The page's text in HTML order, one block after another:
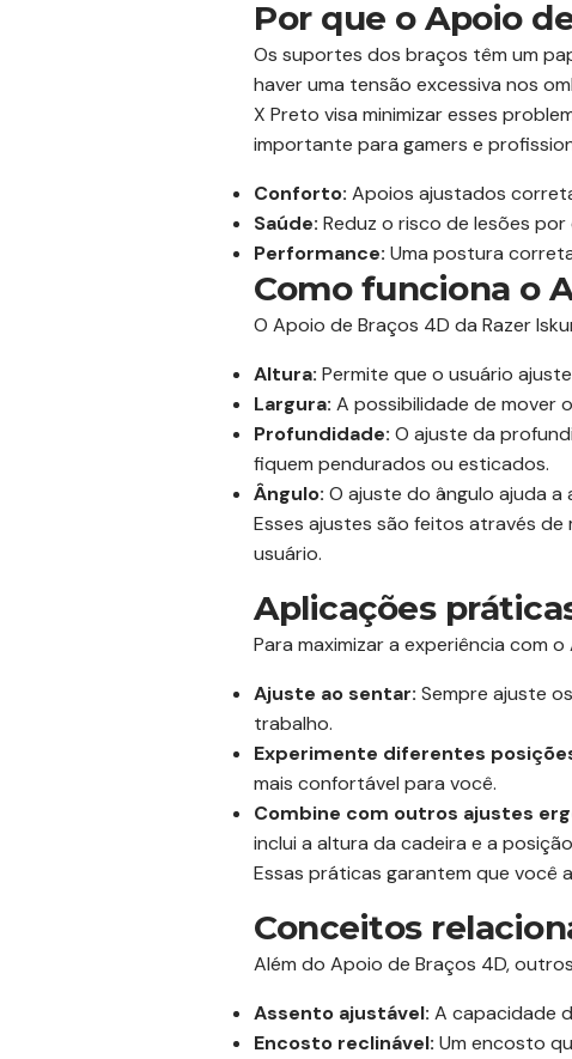
Por que o Apoio
Os suportes dos braços têm um
haver uma tensão excessiva nos
X Preto visa minimizar esses
importante para gamers e
Conforto: Apoios ajustados
Saúde: Reduz o risco de lesões
Performance: Uma postura
Como funciona o
O Apoio de Braços 4D da Razer
Altura: Permite que o usuário
Largura: A possibilidade de mover
Profundidade: O ajuste da
fiquem pendurados ou esticados.
Ângulo: O ajuste do ângulo ajuda a
Esses ajustes são feitos através
usuário.
Aplicações
Para maximizar a experiência com
Ajuste ao sentar: Sempre ajuste
trabalho.
Experimente diferentes
mais confortável para você.
Combine com outros ajustes
inclui a altura da cadeira e a
Essas práticas garantem que
Conceitos
Além do Apoio de Braços 4D,
Assento ajustável: A capacidade
Encosto reclinável: Um encosto